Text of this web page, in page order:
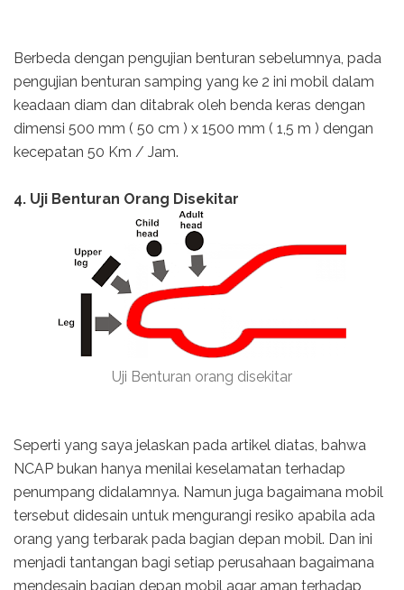
Berbeda dengan pengujian benturan sebelumnya, pada
pengujian benturan samping yang ke 2 ini mobil dalam
keadaan diam dan ditabrak oleh benda keras dengan
dimensi 500 mm ( 50 cm ) x 1500 mm ( 1,5 m ) dengan
kecepatan 50 Km / Jam.
4. Uji Benturan Orang Disekitar
Uji Benturan orang disekitar
Seperti yang saya jelaskan pada artikel diatas, bahwa
NCAP bukan hanya menilai keselamatan terhadap
penumpang didalamnya. Namun juga bagaimana mobil
tersebut didesain untuk mengurangi resiko apabila ada
orang yang terbarak pada bagian depan mobil. Dan ini
menjadi tantangan bagi setiap perusahaan bagaimana
mendesain bagian depan mobil agar aman terhadap